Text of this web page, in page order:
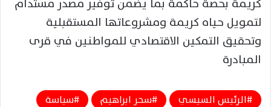
لتمويل حياه كريمة ومشروعاتها المستقبلية
وتحقيق التمكين الاقتصادي للمواطنين في قرى
المبادرة
الرئيس السيسي سحر ابراهيم
سياسة